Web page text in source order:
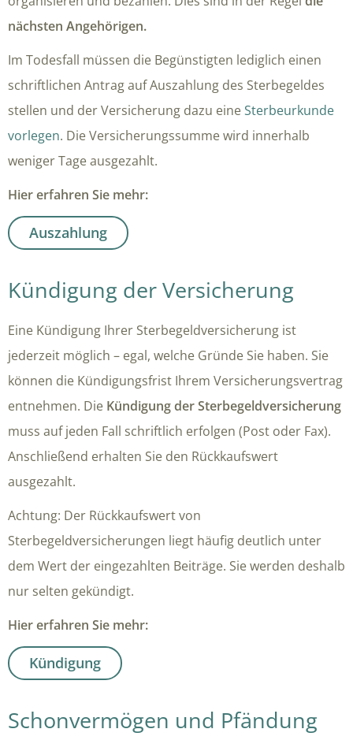
nächsten Angehörigen.
Im Todesfall müssen die Begünstigten lediglich einen
schriftlichen Antrag auf Auszahlung des Sterbegeldes
stellen und der Versicherung dazu eineSterbeurkunde
vorlegen. Die Versicherungssumme wird innerhalb
weniger Tage ausgezahlt.
Hier erfahren Sie mehr:
Auszahlung
Kündigung der Versicherung
Eine Kündigung Ihrer Sterbegeldversicherung ist
jederzeit möglich – egal, welche Gründe Sie haben. Sie
können die Kündigungsfrist Ihrem Versicherungsvertrag
entnehmen. Die Kündigung der Sterbegeldversicherung
muss auf jeden Fall schriftlich erfolgen (Post oder Fax).
Anschließend erhalten Sie den Rückkaufswert
ausgezahlt.
Achtung: Der Rückkaufswert von
Sterbegeldversicherungen liegt häufig deutlich unter
dem Wert der eingezahlten Beiträge. Sie werden deshalb
nur selten gekündigt.
Hier erfahren Sie mehr:
Kündigung
Schonvermögen und Pfändung